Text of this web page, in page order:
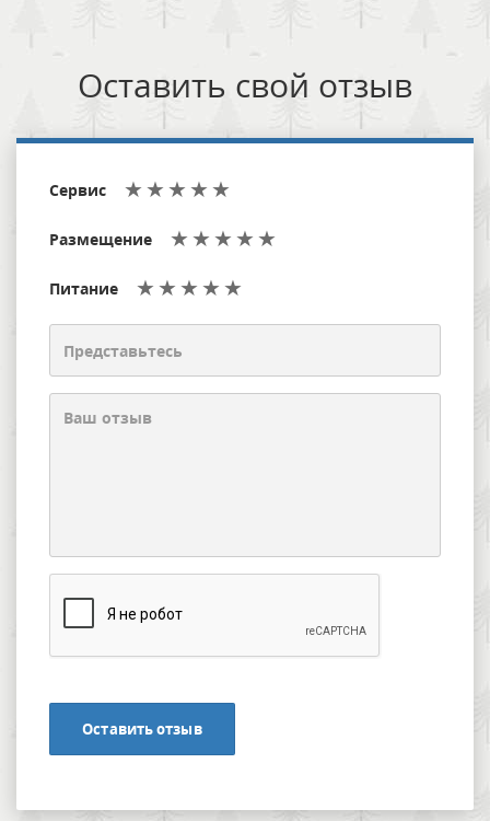
Оставить свой отзыв
Сервис
Размещение
Питание
Оставить отзыв